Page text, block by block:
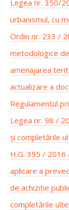
Legea nr. 350/
urbanismul, cu
Ordin nr. 233 /
metodologice
amenajarea
actualizare a
Regulamentul
Legea nr. 98 /
și completările
H.G. 395 /
aplicare a
de achizitie
completările